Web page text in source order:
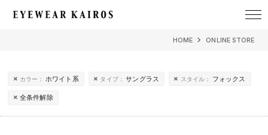
HOME ONLINE STORE
カラー： ホワイト系 タイプ： サングラス スタイル： フォックス
全条件解除